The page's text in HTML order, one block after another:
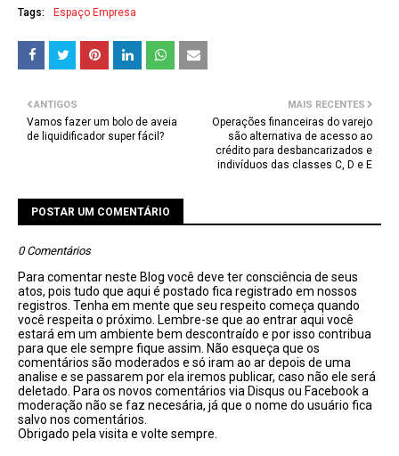
Tags: Espaço Empresa
MAIS RECENTES
Operações financeiras do varejo
são alternativa de acesso ao
crédito para desbancarizados e
indivíduos das classes C, D e E
ANTIGOS
Vamos fazer um bolo de aveia
de liquidificador super fácil?
POSTAR UM COMENTÁRIO
0 Comentários
Para comentar neste Blog você deve ter consciência de seus
atos, pois tudo que aqui é postado fica registrado em nossos
registros. Tenha em mente que seu respeito começa quando
você respeita o próximo. Lembre-se que ao entrar aqui você
estará em um ambiente bem descontraído e por isso contribua
para que ele sempre fique assim. Não esqueça que os
comentários são moderados e só iram ao ar depois de uma
analise e se passarem por ela iremos publicar, caso não ele será
deletado. Para os novos comentários via Disqus ou Facebook a
moderação não se faz necesária, já que o nome do usuário fica
salvo nos comentários.
Obrigado pela visita e volte sempre.